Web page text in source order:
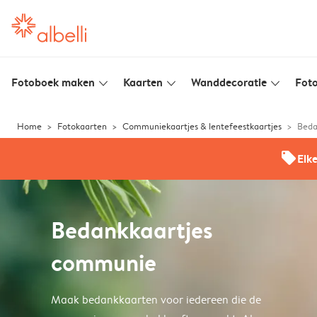
Fotoboek maken slim_arrow_down Kaarten slim_arrow_down Wanddecoratie slim_arrow_down
Home Fotokaarten Communiekaartjes & lentefeestkaartjes
offers
Bedankkaartjes
communie
Maak bedankkaarten voor iedereen die de